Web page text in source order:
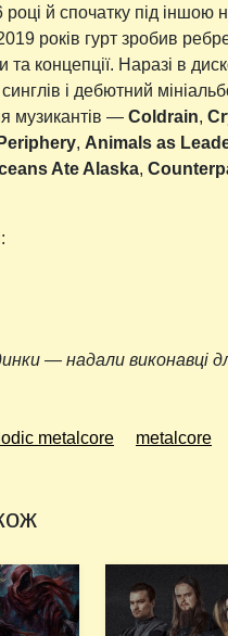
й спочатку під іншою
років гурт зробив
та концепції. Наразі в
синглів і дебютний
музикантів — Coldrain,
Periphery, Animals as
Ate Alaska,
— надали виконавці
metalcore metalcore